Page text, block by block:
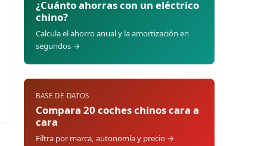
¿Cuánto ahorras con un eléctrico
chino?
Calcula el ahorro anual y la amortización en
segundos →
BASE DE DATOS
Compara 20 coches chinos cara a
cara
Filtra por marca, autonomía y precio →